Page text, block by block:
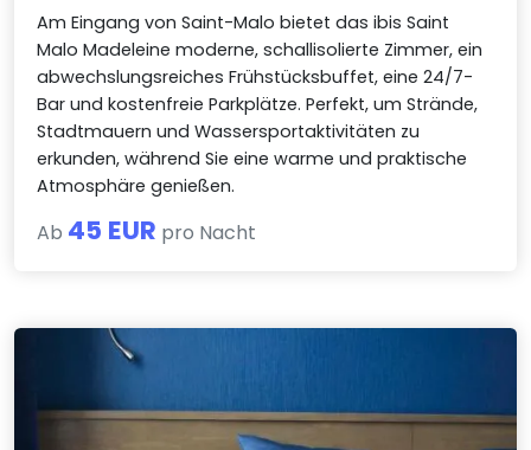
Am Eingang von Saint-Malo bietet das ibis Saint
Malo Madeleine moderne, schallisolierte Zimmer, ein
abwechslungsreiches Frühstücksbuffet, eine 24/7-
Bar und kostenfreie Parkplätze. Perfekt, um Strände,
Stadtmauern und Wassersportaktivitäten zu
erkunden, während Sie eine warme und praktische
Atmosphäre genießen.
Ab 45 EUR pro Nacht